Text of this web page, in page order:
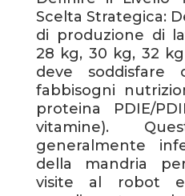
Scelta Strategica:
di produzione di
28 kg, 30 kg, 32
deve soddisfare
fabbisogni
proteina PDIE/
vitamine).
generalmente
della mandria
visite al robot